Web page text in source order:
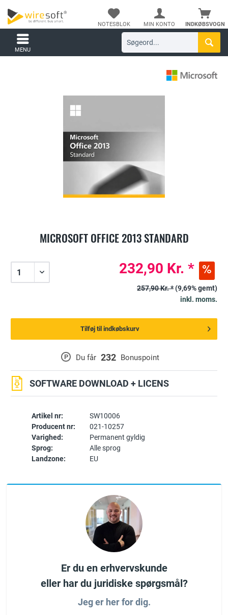
INDKØBSVOGN
NOTESBLOK MIN KONTO
MENU
MICROSOFT OFFICE 2013 STANDARD
Artikel nr:
SW10006
Producent nr:
021-10257
Varighed:
Permanent gyldig
Sprog:
Alle sprog
Landzone:
EU
P Du får 232 Bonuspoint
SOFTWARE DOWNLOAD + LICENS
232,90 Kr. *
257,90 Kr. *(9,69% gemt)
inkl. moms.
Tilføj til indkøbskurv
Er du en erhvervskunde
eller har du juridiske spørgsmål?
Jeg er her for dig.